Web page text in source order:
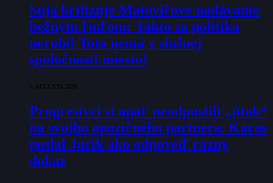
Suja kritizuje Matovičove nadávanie
bežným ľuďom: Takto sa politika
nerobí! Toto nemá v slušnej
spoločnosti miesto!
5. AUGUSTA 2026
Progresívci si opäť neodpustili „útok“
na svojho opozičného partnera. Karas
poslal Jurík ako odpoveď rázny
dokaz